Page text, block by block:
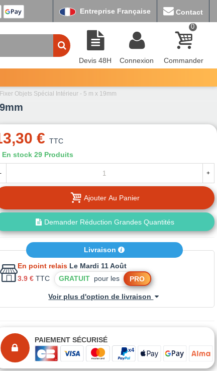
Entreprise Française Contact
Devis 48H Connexion
0
Commander
Objets Spécial Intérieur - 5 m x 19mm
€ TTC
En stock 29 Produits
- +
Ajouter Au Panier
Demander Réduction Grandes Quantités
Livraison
En point relais Le Mardi 11 Août
3.9 € TTC GRATUITpour les PRO
Voir plus d'option de livraison
PAIEMENT SÉCURISÉ